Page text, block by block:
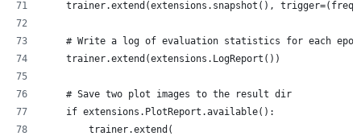
trainer.extend(extensions.snapshot(),
# Write a log of evaluation statistics for each
    trainer.extend(extensions.LogReport())
    # Save two plot images to the result dir
    if extensions.PlotReport.available():
        trainer.extend(